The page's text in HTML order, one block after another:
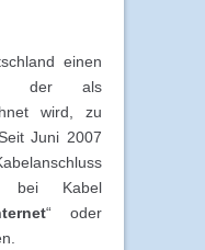
einen
der als
wird, zu
Juni 2007
bei Kabel
“ oder